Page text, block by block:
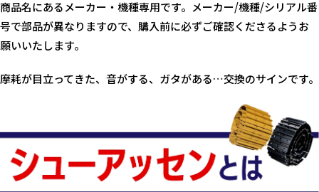
商品名にあるメーカー・機種専用です。メーカー/機種/シリアル番
号で部品が異なりますので、購入前に必ずご確認くださるようお
願いいたします。
摩耗が目立ってきた、音がする、ガタがある…交換のサインです。